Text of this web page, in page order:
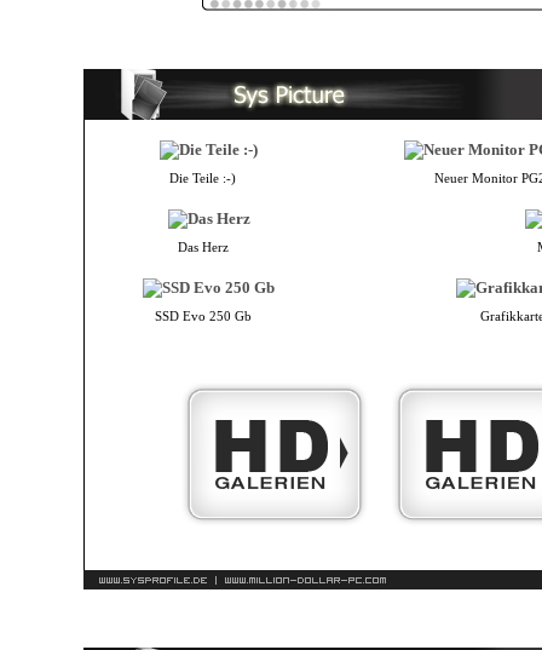
Die Teile :-) Neuer Monitor
Das Herz
SSD Evo 250 Gb